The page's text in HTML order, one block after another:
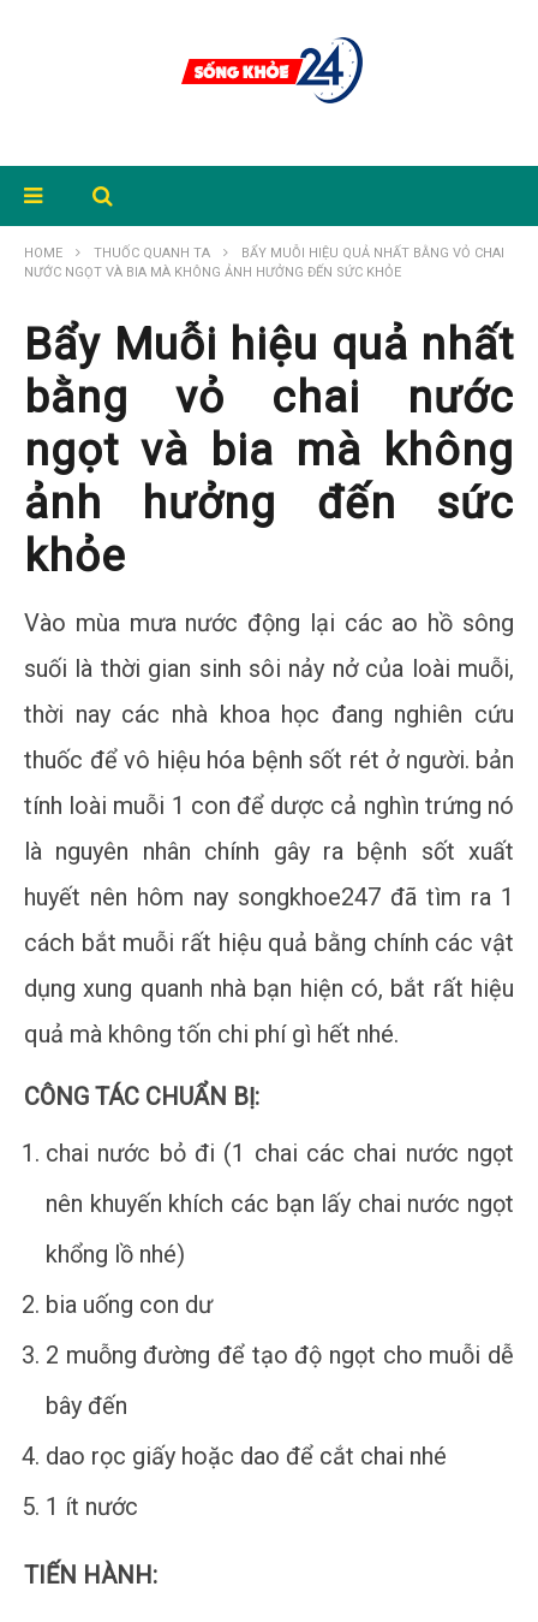
HOME THUỐC QUANH TA
BẨY MUỖI HIỆU QUẢ NHẤT BẰNG VỎ CHAI
NƯỚC NGỌT VÀ BIA MÀ KHÔNG ẢNH HƯỞNG ĐẾN SỨC KHỎE
Bẩy Muỗi hiệu quả nhất
bằng vỏ chai nước
ngọt và bia mà không
ảnh hưởng đến sức
khỏe
Vào mùa mưa nước động lại các ao hồ sông
suối là thời gian sinh sôi nảy nở của loài muỗi,
thời nay các nhà khoa học đang nghiên cứu
thuốc để vô hiệu hóa bệnh sốt rét ở người. bản
tính loài muỗi 1 con để dược cả nghìn trứng nó
là nguyên nhân chính gây ra bệnh sốt xuất
huyết nên hôm nay songkhoe247 đã tìm ra 1
cách bắt muỗi rất hiệu quả bằng chính các vật
dụng xung quanh nhà bạn hiện có, bắt rất hiệu
quả mà không tốn chi phí gì hết nhé.
CÔNG TÁC CHUẨN BỊ:
chai nước bỏ đi (1 chai các chai nước ngọt
nên khuyến khích các bạn lấy chai nước ngọt
khổng lồ nhé)
bia uống con dư
2 muỗng đường để tạo độ ngọt cho muỗi dễ
bây đến
dao rọc giấy hoặc dao để cắt chai nhé
1 ít nước
TIẾN HÀNH: